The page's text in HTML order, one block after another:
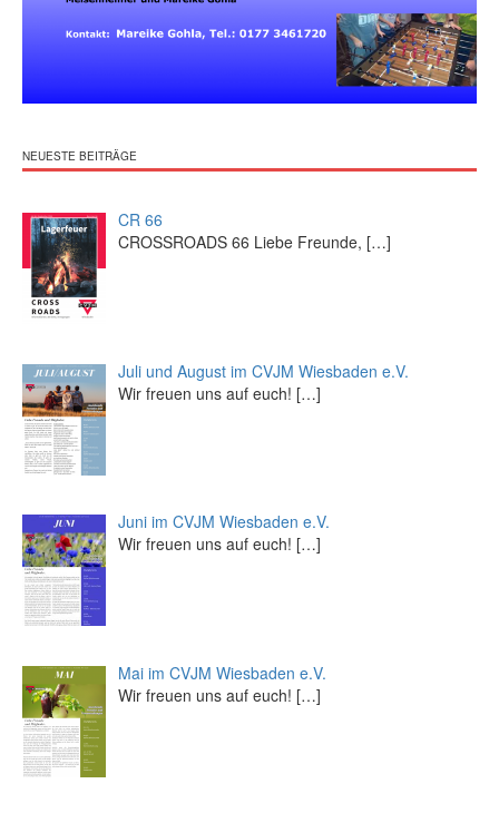
NEUESTE BEITRÄGE
CR 66
CROSSROADS 66 Liebe Freunde, […]
Juli und August im CVJM Wiesbaden e.V.
Wir freuen uns auf euch! […]
Juni im CVJM Wiesbaden e.V.
Wir freuen uns auf euch! […]
Mai im CVJM Wiesbaden e.V.
Wir freuen uns auf euch! […]